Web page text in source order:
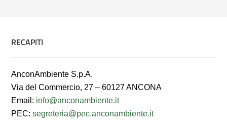
RECAPITI
AnconAmbiente S.p.A.
Via del Commercio, 27 – 60127 ANCONA
Email: info@anconambiente.it
PEC:segreteria@pec.anconambiente.it